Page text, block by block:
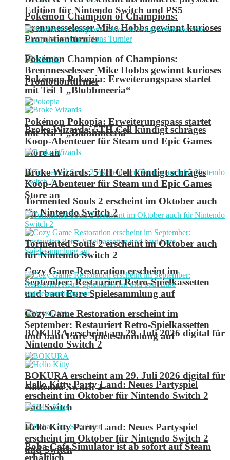
Pokémon Champion of Champions:
Brennnesselesser Mike Hobbs gewinnt kurioses
Promotionturnier
Pokémon Pokopia: Erweiterungspass startet
mit Teil 1 „Blubbmeeria“
Broke Wizards: 5TH Cell kündigt schräges
Koop-Abenteuer für Steam und Epic Games
Store an
Tormented Souls 2 erscheint im Oktober auch
für Nintendo Switch 2
Cozy Game Restoration erscheint im
September: Restauriert Retro-Spielkassetten
und baut Eure Spielesammlung auf
BOKURA erscheint am 29. Juli 2026 digital für
Nintendo Switch 2
Hello Kitty Party Land: Neues Partyspiel
erscheint im Oktober für Nintendo Switch 2
und Switch
Boba Cafe Simulator ist ab sofort auf Steam
erhältlich
Edition für Nintendo Switch und PS5
Pokémon Champion of Champions:
Brennnesselesser Mike Hobbs gewinnt kurioses
Promotionturnier
Pokémon Pokopia: Erweiterungspass startet
mit Teil 1 „Blubbmeeria“
Broke Wizards: 5TH Cell kündigt schräges
Koop-Abenteuer für Steam und Epic Games
Store an
Tormented Souls 2 erscheint im Oktober auch
für Nintendo Switch 2
Cozy Game Restoration erscheint im
September: Restauriert Retro-Spielkassetten
und baut Eure Spielesammlung auf
BOKURA erscheint am 29. Juli 2026 digital für
Nintendo Switch 2
Hello Kitty Party Land: Neues Partyspiel
erscheint im Oktober für Nintendo Switch 2
und Switch